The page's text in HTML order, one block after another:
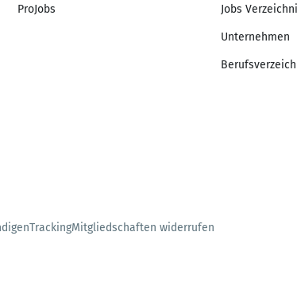
ProJobs Jobs
Unternehmen
TrackingMitgliedschaften widerrufen